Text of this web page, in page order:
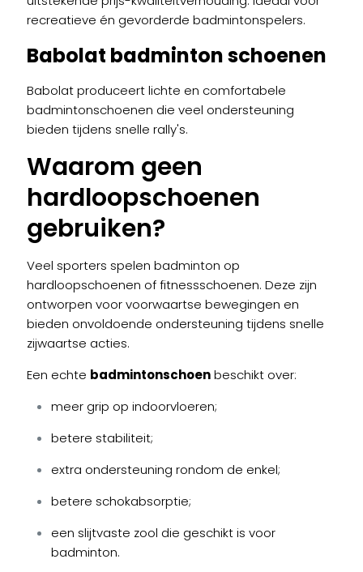
recreatieve én gevorderde badmintonspelers.
Babolat badminton schoenen
Babolat produceert lichte en comfortabele
badmintonschoenen die veel ondersteuning
bieden tijdens snelle rally's.
Waarom geen
hardloopschoenen
gebruiken?
Veel sporters spelen badminton op
hardloopschoenen of fitnessschoenen. Deze zijn
ontworpen voor voorwaartse bewegingen en
bieden onvoldoende ondersteuning tijdens snelle
zijwaartse acties.
Een echte badmintonschoenbeschikt over:
meer grip op indoorvloeren;
betere stabiliteit;
extra ondersteuning rondom de enkel;
betere schokabsorptie;
een slijtvaste zool die geschikt is voor
badminton.